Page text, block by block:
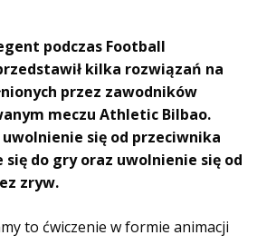
podczas Football
kilka rozwiązań na
przez zawodników
meczu Athletic Bilbao.
uwolnienie się od przeciwnika
do gry oraz uwolnienie się od
zryw.
to ćwiczenie w formie animacji